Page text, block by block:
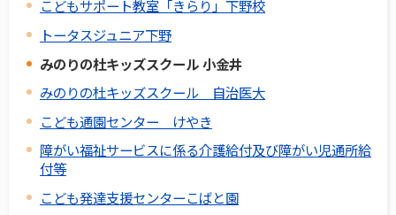
こどもサポート教室「きらり」下野校
トータスジュニア下野
みのりの杜キッズスクール 小金井
みのりの杜キッズスクール 自治医大
こども通園センター けやき
障がい福祉サービスに係る介護給付及び障がい児通所給
付等
こども発達支援センターこばと園